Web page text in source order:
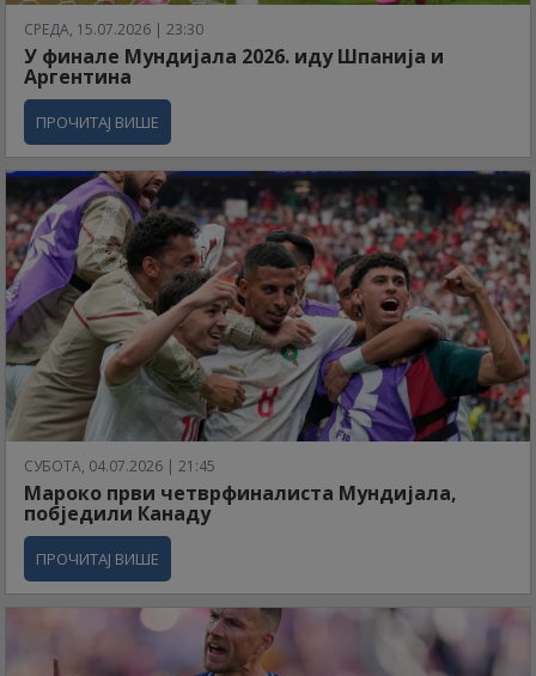
СРЕДА, 15.07.2026 | 23:30
У финале Мундијала 2026. иду Шпанија и
Аргентина
ПРОЧИТАЈ ВИШЕ
СУБОТА, 04.07.2026 | 21:45
Мароко први четврфиналиста Мундијала,
побједили Канаду
ПРОЧИТАЈ ВИШЕ